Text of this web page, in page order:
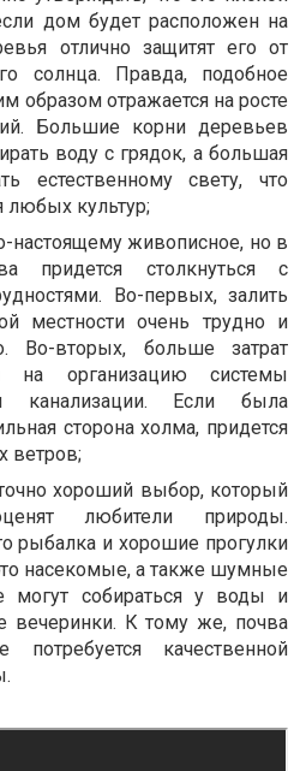
дом будет расположен на
отлично защитят его от
солнца. Правда, подобное
образом отражается на росте
Большие корни деревьев
воду с грядок, а большая
естественному свету, что
любых культур;
настоящему живописное, но в
придется столкнуться с
Во-первых, залить
местности очень трудно и
Во-вторых, больше затрат
на организацию системы
канализации. Если была
сторона холма, придется
ветров;
хороший выбор, который
любители природы.
рыбалка и хорошие прогулки
насекомые, а также шумные
могут собираться у воды и
вечеринки. К тому же, почва
потребуется качественной